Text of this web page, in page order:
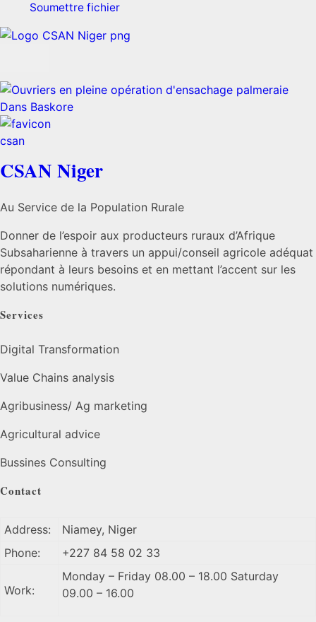
Soumettre fichier
CSAN Niger
Au Service de la Population Rurale
Donner de l’espoir aux producteurs ruraux d’Afrique
Subsaharienne à travers un appui/conseil agricole adéquat
répondant à leurs besoins et en mettant l’accent sur les
solutions numériques.
Services
Digital Transformation
Value Chains analysis
Agribusiness/ Ag marketing
Agricultural advice
Bussines Consulting
Contact
Address:
Niamey, Niger
Phone:
+227 84 58 02 33
Work:
Monday – Friday 08.00 – 18.00 Saturday
09.00 – 16.00